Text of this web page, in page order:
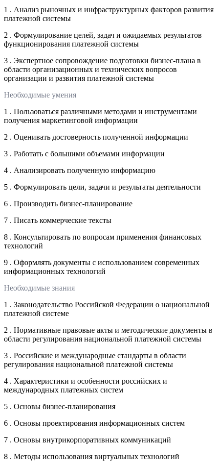
1 . Анализ рыночных и инфраструктурных факторов развития
платежной системы
2 . Формулирование целей, задач и ожидаемых результатов
функционирования платежной системы
3 . Экспертное сопровождение подготовки бизнес-плана в
области организационных и технических вопросов
организации и развития платежной системы
Необходимые умения
1 . Пользоваться различными методами и инструментами
получения маркетинговой информации
2 . Оценивать достоверность полученной информации
3 . Работать с большими объемами информации
4 . Анализировать полученную информацию
5 . Формулировать цели, задачи и результаты деятельности
6 . Производить бизнес-планирование
7 . Писать коммерческие тексты
8 . Консультировать по вопросам применения финансовых
технологий
9 . Оформлять документы с использованием современных
информационных технологий
Необходимые знания
1 . Законодательство Российской Федерации о национальной
платежной системе
2 . Нормативные правовые акты и методические документы в
области регулирования национальной платежной системы
3 . Российские и международные стандарты в области
регулирования национальной платежной системы
4 . Характеристики и особенности российских и
международных платежных систем
5 . Основы бизнес-планирования
6 . Основы проектирования информационных систем
7 . Основы внутрикорпоративных коммуникаций
8 . Методы использования виртуальных технологий